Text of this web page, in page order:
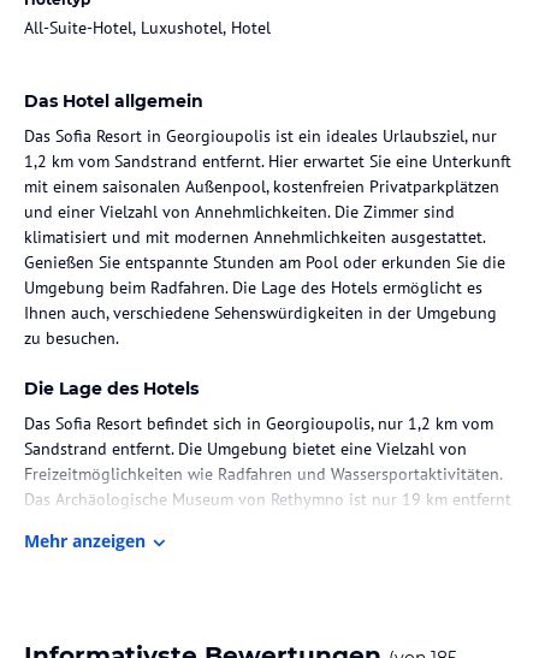
All-Suite-Hotel, Luxushotel, Hotel
Das Hotel allgemein
Das Sofia Resort in Georgioupolis ist ein ideales Urlaubsziel, nur
1,2 km vom Sandstrand entfernt. Hier erwartet Sie eine Unterkunft
mit einem saisonalen Außenpool, kostenfreien Privatparkplätzen
und einer Vielzahl von Annehmlichkeiten. Die Zimmer sind
klimatisiert und mit modernen Annehmlichkeiten ausgestattet.
Genießen Sie entspannte Stunden am Pool oder erkunden Sie die
Umgebung beim Radfahren. Die Lage des Hotels ermöglicht es
Ihnen auch, verschiedene Sehenswürdigkeiten in der Umgebung
zu besuchen.
Die Lage des Hotels
Das Sofia Resort befindet sich in Georgioupolis, nur 1,2 km vom
Sandstrand entfernt. Die Umgebung bietet eine Vielzahl von
Freizeitmöglichkeiten wie Radfahren und Wassersportaktivitäten.
Das Archäologische Museum von Rethymno ist nur 19 km entfernt
Der internationale Flughafen Chania ist etwa 52 km entfernt.
Mehr anzeigen